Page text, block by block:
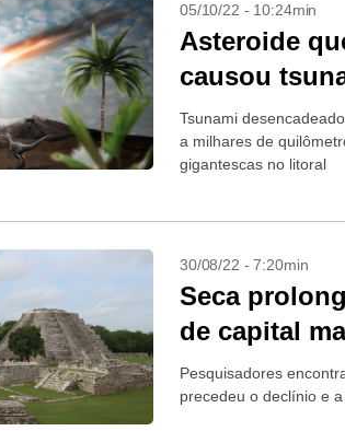
05/10/22 - 10:24min
Asteroide
causou
Tsunami
a milhares de
gigantescas no litoral
30/08/22 - 7:20min
Seca
de capital
Pesquisadores
precedeu o declínio e